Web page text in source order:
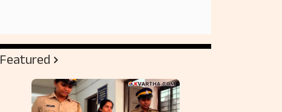
Featured